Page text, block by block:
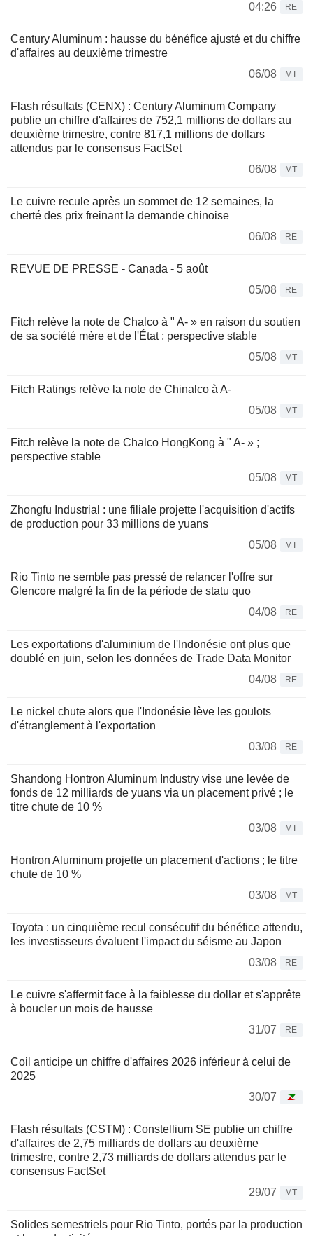
04:26
RE
Century Aluminum : hausse du bénéfice ajusté et du chiffre
d'affaires au deuxième trimestre
06/08
MT
Flash résultats (CENX) : Century Aluminum Company
publie un chiffre d'affaires de 752,1 millions de dollars au
deuxième trimestre, contre 817,1 millions de dollars
attendus par le consensus FactSet
06/08
MT
Le cuivre recule après un sommet de 12 semaines, la
cherté des prix freinant la demande chinoise
06/08
RE
REVUE DE PRESSE - Canada - 5 août
05/08
RE
Fitch relève la note de Chalco à " A- » en raison du soutien
de sa société mère et de l'État ; perspective stable
05/08
MT
Fitch Ratings relève la note de Chinalco à A-
05/08
MT
Fitch relève la note de Chalco HongKong à " A- » ;
perspective stable
05/08
MT
Zhongfu Industrial : une filiale projette l'acquisition d'actifs
de production pour 33 millions de yuans
05/08
MT
Rio Tinto ne semble pas pressé de relancer l'offre sur
Glencore malgré la fin de la période de statu quo
04/08
RE
Les exportations d'aluminium de l'Indonésie ont plus que
doublé en juin, selon les données de Trade Data Monitor
04/08
RE
Le nickel chute alors que l'Indonésie lève les goulots
d'étranglement à l'exportation
03/08
RE
Shandong Hontron Aluminum Industry vise une levée de
fonds de 12 milliards de yuans via un placement privé ; le
titre chute de 10 %
03/08
MT
Hontron Aluminum projette un placement d'actions ; le titre
chute de 10 %
03/08
MT
Toyota : un cinquième recul consécutif du bénéfice attendu,
les investisseurs évaluent l'impact du séisme au Japon
03/08
RE
Le cuivre s'affermit face à la faiblesse du dollar et s'apprête
à boucler un mois de hausse
31/07
RE
Coil anticipe un chiffre d'affaires 2026 inférieur à celui de
2025
30/07
Flash résultats (CSTM) : Constellium SE publie un chiffre
d'affaires de 2,75 milliards de dollars au deuxième
trimestre, contre 2,73 milliards de dollars attendus par le
consensus FactSet
29/07
MT
Solides semestriels pour Rio Tinto, portés par la production